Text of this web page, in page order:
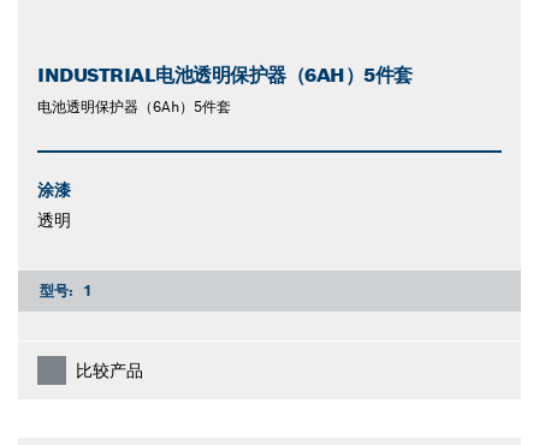
INDUSTRIAL电池透明保护器（6AH）5件套
电池透明保护器（6Ah）5件套
涂漆
透明
型号: 1
比较产品